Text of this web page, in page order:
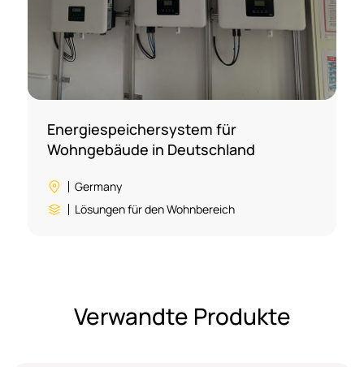
Energiespeichersystem für
Wohngebäude in Deutschland
Germany
Lösungen für den Wohnbereich
Verwandte Produkte